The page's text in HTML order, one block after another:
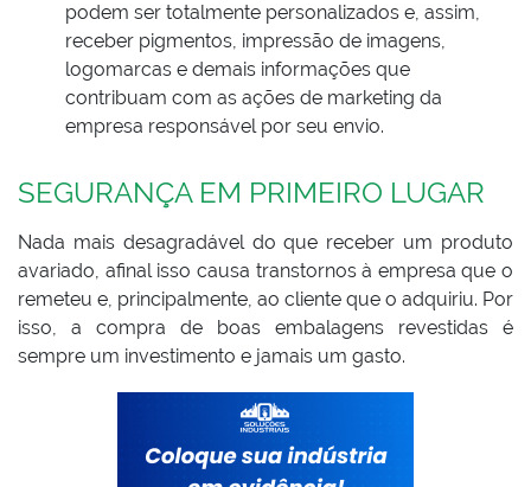
podem ser totalmente personalizados e, assim,
receber pigmentos, impressão de imagens,
logomarcas e demais informações que
contribuam com as ações de marketing da
empresa responsável por seu envio.
SEGURANÇA EM PRIMEIRO LUGAR
Nada mais desagradável do que receber um produto
avariado, afinal isso causa transtornos à empresa que o
remeteu e, principalmente, ao cliente que o adquiriu. Por
isso, a compra de boas embalagens revestidas é
sempre um investimento e jamais um gasto.